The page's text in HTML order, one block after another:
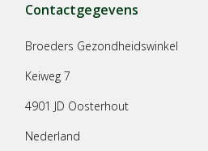
Contactgegevens
Broeders Gezondheidswinkel
Keiweg 7
4901 JD Oosterhout
Nederland